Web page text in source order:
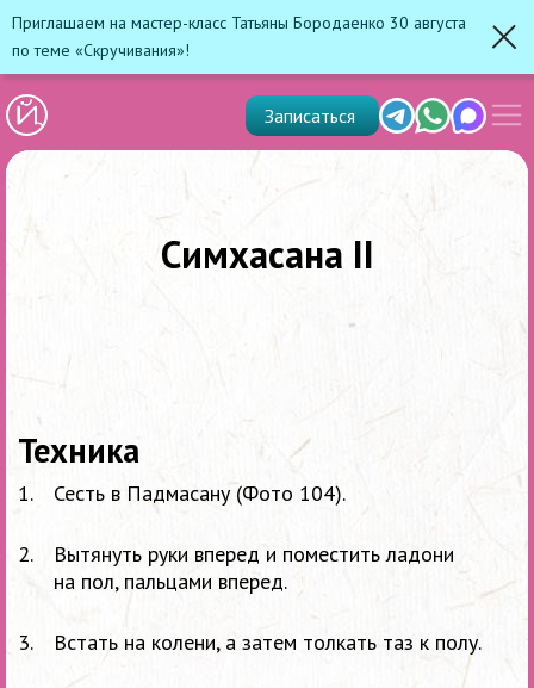
Приглашаем на мастер-класс Татьяны Бородаенко 30 августа
по теме «Скручивания»!
TelegramWhats'app
Max
Записаться
меню
Симхасана II
Техника
Сесть в Падмасану (Фото 104).
Вытянуть руки вперед и поместить ладони
на пол, пальцами вперед.
Встать на колени, а затем толкать таз к полу.